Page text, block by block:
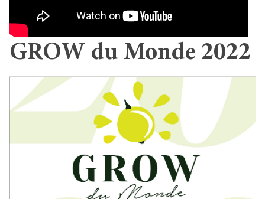
GROW du Monde 2022